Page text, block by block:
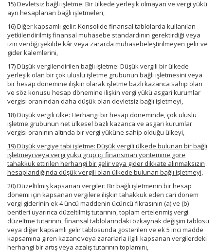
15) Devletsiz bağlı işletme: Bir ülkede yerleşik olmayan ve vergi yükü
ayrı hesaplanan bağlı işletmeleri,
16) Diğer kapsamlı gelir: Konsolide finansal tablolarda kullanılan
yetkilendirilmiş finansal muhasebe standardının gerektirdiği veya
izin verdiği şekilde kâr veya zararda muhasebeleştirilmeyen gelir ve
gider kalemlerini,
17) Düşük vergilendirilen bağlı işletme: Düşük vergili bir ülkede
yerleşik olan bir çok uluslu işletme grubunun bağlı işletmesini veya
bir hesap dönemine ilişkin olarak işletme bazlı kazanca sahip olan
ve söz konusu hesap dönemine ilişkin vergi yükü asgari kurumlar
vergisi oranından daha düşük olan devletsiz bağlı işletmeyi,
18) Düşük vergili ülke: Herhangi bir hesap döneminde, çok uluslu
işletme grubunun net ülkesel bazlı kazanca ve asgari kurumlar
vergisi oranının altında bir vergi yüküne sahip olduğu ülkeyi,
19) Düşük vergiye tabi işletme: Düşük vergili ülkede bulunan bir bağlı
işletmeyi veya vergi yükü grup içi finansman yöntemine göre
tahakkuk ettirilen herhangi bir gelir veya gider dikkate alınmaksızın
hesaplandığında düşük vergili olan ülkede bulunan bağlı işletmeyi,
20) Düzeltilmiş kapsanan vergiler: Bir bağlı işletmenin bir hesap
dönemi için kapsanan vergilere ilişkin tahakkuk eden cari dönem
vergi giderinin ek 4 üncü maddenin üçüncü fıkrasının (a) ve (b)
bentleri uyarınca düzeltilmiş tutarının, toplam ertelenmiş vergi
düzeltme tutarının, finansal tablolarındaki özkaynak değişim tablosu
veya diğer kapsamlı gelir tablosunda gösterilen ve ek 5 inci madde
kapsamına giren kazanç veya zararlarla ilgili kapsanan vergilerdeki
herhangi bir artış veya azalış tutarının toplamını,